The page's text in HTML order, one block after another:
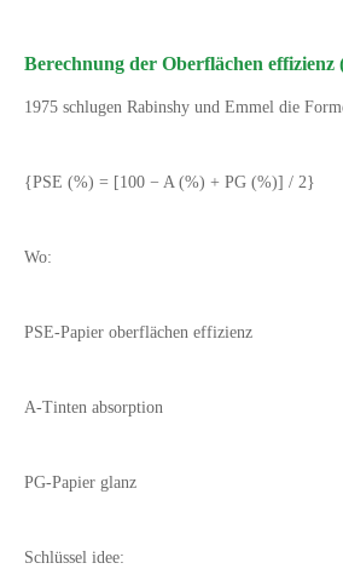
Berechnung der Oberflächen effizienz
1975 schlugen Rabinshy und Emmel die
{PSE (%) = [100 − A (%) + PG (%)] / 2}
Wo:
PSE-Papier oberflächen effizienz
A-Tinten absorption
PG-Papier glanz
Schlüssel idee: